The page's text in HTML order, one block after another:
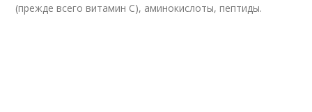
(прежде всего витамин С), аминокислоты, пептиды.